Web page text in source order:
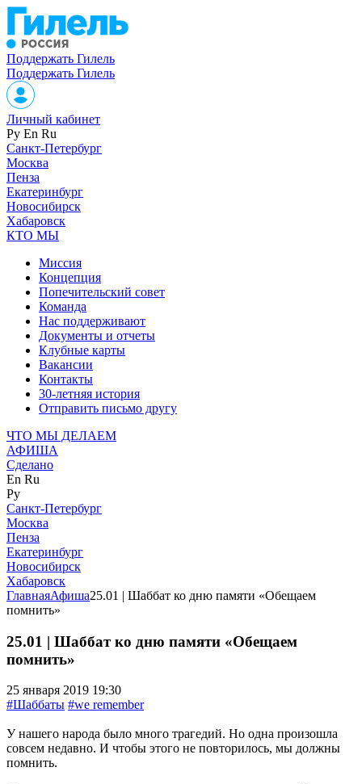
Поддержать Гилель
Поддержать Гилель
Личный кабинет
Ру En Ru
Санкт-Петербург
Москва
Пенза
Екатеринбург
Новосибирск
Хабаровск
КТО МЫ
Миссия
Концепция
Попечительский совет
Команда
Нас поддерживают
Документы и отчеты
Клубные карты
Вакансии
Контакты
30-летняя история
Отправить письмо другу
ЧТО МЫ ДЕЛАЕМ
АФИША
Сделано
En Ru
Ру
Санкт-Петербург
Москва
Пенза
Екатеринбург
Новосибирск
Хабаровск
ГлавнаяАфиша25.01 | Шаббат ко дню памяти «Обещаем
помнить»
25.01 | Шаббат ко дню памяти «Обещаем
помнить»
25 января 2019 19:30
#Шаббаты #we remember
У нашего народа было много трагедий. Но одна произошла
совсем недавно. И чтобы этого не повторилось, мы должны
помнить.